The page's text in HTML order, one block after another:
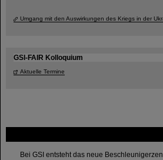
Bei GSI entsteht das neue
Umgang mit den Auswirkungen des Kriegs in der
GSI-FAIR Kolloquium
Aktuelle Termine